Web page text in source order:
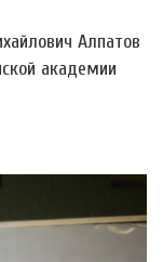
Алпатов
академии